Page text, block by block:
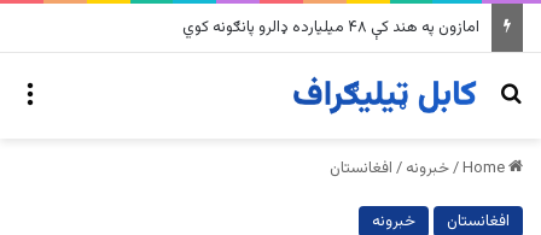
په وینزویلا کې زورورو زلزلو پراخ زیانونه اړولي
Search for
/خبرونه / افغانستان
افغانستان خبرونه